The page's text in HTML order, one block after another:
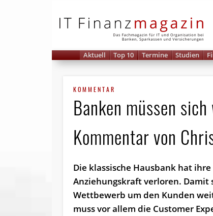
Aktuell Top 10 Termine Studien
KOMMENTAR
Banken müssen
Kommentar von
Die klassische Hausbank hat ihre
Anziehungskraft verloren. Damit
Wettbewerb um den Kunden
muss vor allem die Customer